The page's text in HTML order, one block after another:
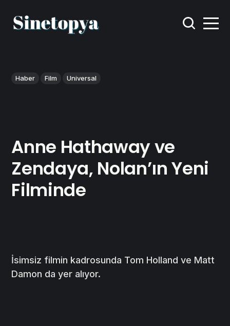
Haber Film Universal
Anne Hathaway ve
Zendaya, Nolan’ın Yeni
Filminde
İsimsiz filmin kadrosunda Tom Holland ve Matt
Damon da yer alıyor.